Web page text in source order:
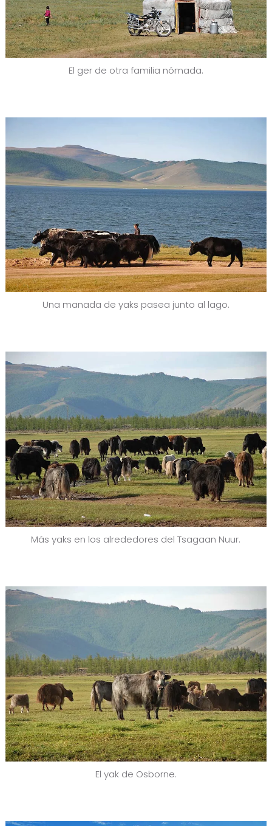
El ger de otra familia nómada.
Una manada de yaks pasea junto al lago.
Más yaks en los alrededores del Tsagaan Nuur.
El yak de Osborne.